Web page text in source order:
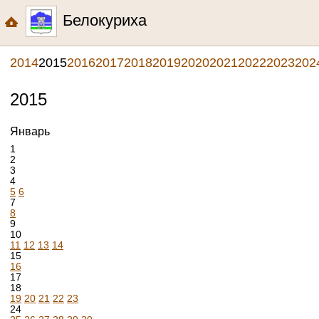
Белокуриха
2014201520162017201820192020202120222023
2015
Январь
1
2
3
4
5 6
7
8
9
10
11 12 13 14
15
16
17
18
19 20 21 22 23
24